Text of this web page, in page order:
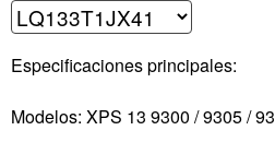
Especificaciones principales:
Modelos: XPS 13 9300 / 9305 /